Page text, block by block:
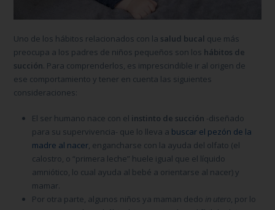
Uno de los hábitos relacionados con la salud bucal que más
preocupa a los padres de niños pequeños son los hábitos de
succión. Para comprenderlos, es imprescindible ir al origen de
ese comportamiento y tener en cuenta las siguientes
consideraciones:
El ser humano nace con el instinto de succión -diseñado
para su supervivencia- que lo lleva a buscar el pezón de la
madre al nacer, engancharse con la ayuda del olfato (el
calostro, o “primera leche” huele igual que el líquido
amniótico, lo cual ayuda al bebé a orientarse al nacer) y
mamar.
Por otra parte, algunos niños ya maman dedo in utero, por lo